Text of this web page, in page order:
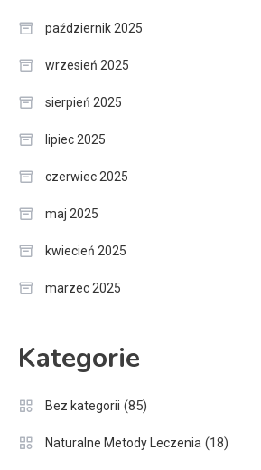
październik 2025
wrzesień 2025
sierpień 2025
lipiec 2025
czerwiec 2025
maj 2025
kwiecień 2025
marzec 2025
Kategorie
Bez kategorii (85)
Naturalne Metody Leczenia (18)